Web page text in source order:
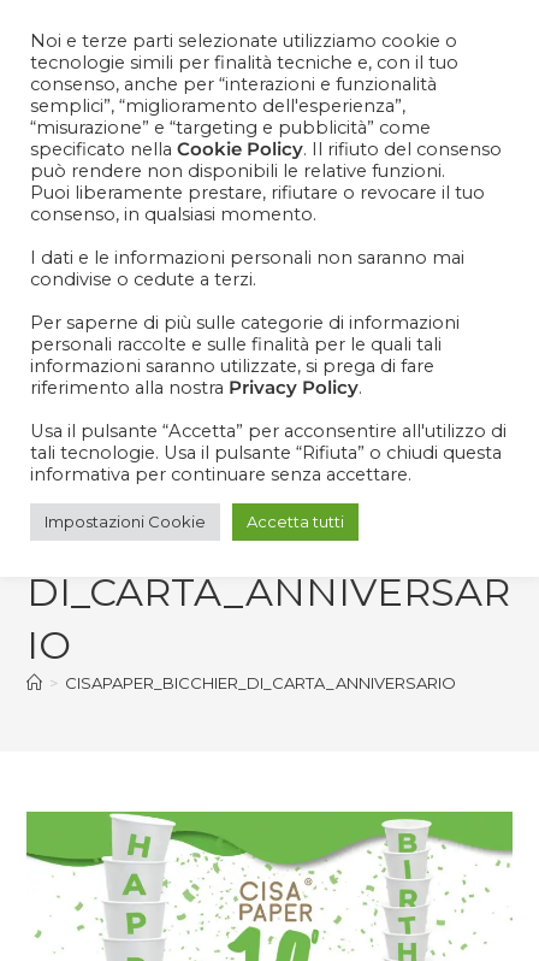
Cosa aspetti? Entra nel mondo Cisapaper! Resta aggiornato
su news, novità e soprattutto promo promo promoooooo!
VOGLIO ISCRIVERMI ALLA NEWSLETTER
CISAPAPER_BICCHIER_
DI_CARTA_ANNIVERSAR
IO
> CISAPAPER_BICCHIER_DI_CARTA_ANNIVERSARIO
Noi e terze parti selezionate utilizziamo cookie o
tecnologie simili per finalità tecniche e, con il tuo
consenso, anche per “interazioni e funzionalità
semplici”, “miglioramento dell'esperienza”,
“misurazione” e “targeting e pubblicità” come
specificato nella Cookie Policy. Il rifiuto del consenso
può rendere non disponibili le relative funzioni.
Puoi liberamente prestare, rifiutare o revocare il tuo
consenso, in qualsiasi momento.
I dati e le informazioni personali non saranno mai
condivise o cedute a terzi.
Per saperne di più sulle categorie di informazioni
personali raccolte e sulle finalità per le quali tali
informazioni saranno utilizzate, si prega di fare
riferimento alla nostra Privacy Policy.
Usa il pulsante “Accetta” per acconsentire all'utilizzo di
tali tecnologie. Usa il pulsante “Rifiuta” o chiudi questa
informativa per continuare senza accettare.
Impostazioni Cookie Accetta tutti
Contattaci +39 081 1857 2119